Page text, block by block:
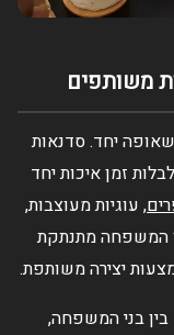
משותפים
יחד. סדנאות
זמן איכות יחד
, עוגיות מעוצבות,
המשפחה מתנתקת
יצירה משותפת.
בני המשפחה,